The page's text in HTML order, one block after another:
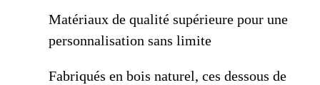
Matériaux de qualité supérieure pour une
personnalisation sans limite
Fabriqués en bois naturel, ces dessous de